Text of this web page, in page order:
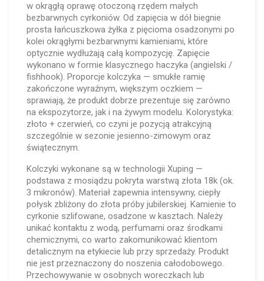
w okrągłą oprawę otoczoną rzędem małych
bezbarwnych cyrkoniów. Od zapięcia w dół biegnie
prosta łańcuszkowa żyłka z pięcioma osadzonymi po
kolei okrągłymi bezbarwnymi kamieniami, które
optycznie wydłużają całą kompozycję. Zapięcie
wykonano w formie klasycznego haczyka (angielski /
fishhook). Proporcje kolczyka — smukłe ramię
zakończone wyraźnym, większym oczkiem —
sprawiają, że produkt dobrze prezentuje się zarówno
na ekspozytorze, jak i na żywym modelu. Kolorystyka:
złoto + czerwień, co czyni je pozycją atrakcyjną
szczególnie w sezonie jesienno-zimowym oraz
świątecznym.
Kolczyki wykonane są w technologii Xuping —
podstawa z mosiądzu pokryta warstwą złota 18k (ok.
3 mikronów). Materiał zapewnia intensywny, ciepły
połysk zbliżony do złota próby jubilerskiej. Kamienie to
cyrkonie szlifowane, osadzone w kasztach. Należy
unikać kontaktu z wodą, perfumami oraz środkami
chemicznymi, co warto zakomunikować klientom
detalicznym na etykiecie lub przy sprzedaży. Produkt
nie jest przeznaczony do noszenia całodobowego.
Przechowywanie w osobnych woreczkach lub